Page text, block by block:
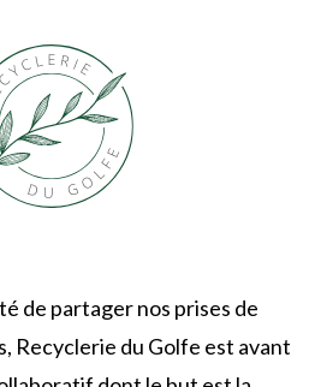
de partager nos prises de
Recyclerie du Golfe est avant